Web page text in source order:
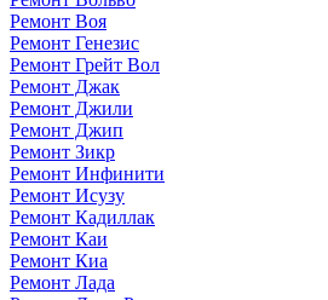
Ремонт Воя
Ремонт Генезис
Ремонт Грейт Вол
Ремонт Джак
Ремонт Джили
Ремонт Джип
Ремонт Зикр
Ремонт Инфинити
Ремонт Исузу
Ремонт Кадиллак
Ремонт Каи
Ремонт Киа
Ремонт Лада